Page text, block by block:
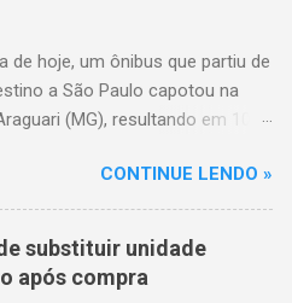
de hoje, um ônibus que partiu de
a São Paulo capotou na
(MG), resultando em 10
próximo ao trevo de Queixinho,
perdeu o controle do
o canteiro central e
alça de acesso. Entre as
há duas crianças de
CONTINUE LENDO »
substituir unidade
após compra